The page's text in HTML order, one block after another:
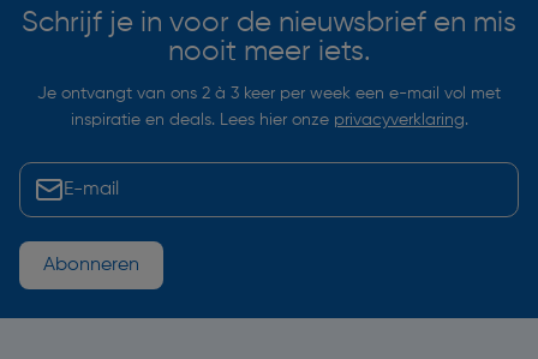
Schrijf je in voor de nieuwsbrief en mis
nooit meer iets.
Je ontvangt van ons 2 à 3 keer per week een e-mail vol met
inspiratie en deals. Lees hier onze privacyverklaring.
Abonneren